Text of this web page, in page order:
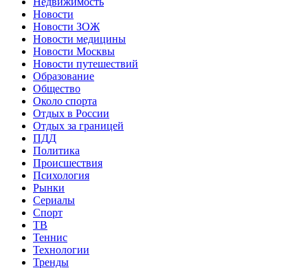
Новости
Новости ЗОЖ
Новости медицины
Новости Москвы
Новости путешествий
Образование
Общество
Около спорта
Отдых в России
Отдых за границей
ПДД
Политика
Происшествия
Психология
Рынки
Сериалы
Спорт
ТВ
Теннис
Технологии
Тренды